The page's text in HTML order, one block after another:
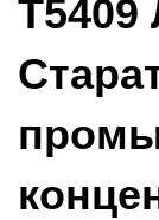
T5409